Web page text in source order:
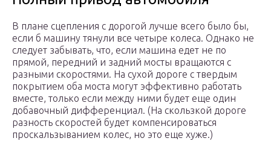
В плане сцепления с дорогой лучше всего было бы,
если б машину тянули все четыре колеса. Однако не
следует забывать, что, если машина едет не по
прямой, передний и задний мосты вращаются с
разными скоростями. На сухой дороге с твердым
покрытием оба моста могут эффективно работать
вместе, только если между ними будет еще один
добавочный дифференциал. (На скользкой дороге
разность скоростей будет компенсироваться
проскальзыванием колес, но это еще хуже.)